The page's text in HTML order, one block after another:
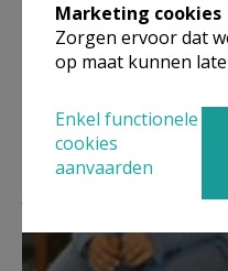
Marketing cookies
Zorgen ervoor dat
op maat kunnen
Enkel functionele
cookies
aanvaarden